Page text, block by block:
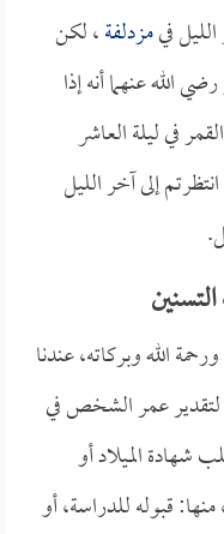
فيمزدلفة، لكن
رضي الله عنهما أنه إذا
في ليلة العاشر
إلى آخر الليل
الله وبركاته، عندنا
لتقدير عمر الشخص في
شهادة الميلاد أو
قبوله للدراسة، أو